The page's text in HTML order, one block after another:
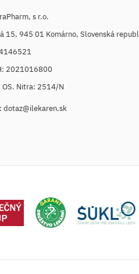
s r.o.
15, 945 01 Komárno, Slovenská
2021016800
OS. Nitra: 2514/N
dotaz@ilekaren.sk